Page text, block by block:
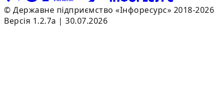
© Державне підприємство «Інфоресурс» 2018-2026
Версія 1.2.7a | 30.07.2026